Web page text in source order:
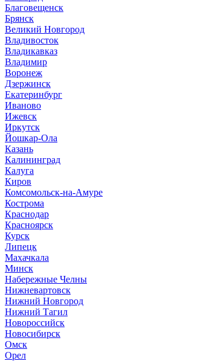
Благовещенск
Брянск
Великий Новгород
Владивосток
Владикавказ
Владимир
Воронеж
Дзержинск
Екатеринбург
Иваново
Ижевск
Иркутск
Йошкар-Ола
Казань
Калининград
Калуга
Киров
Комсомольск-на-Амуре
Кострома
Краснодар
Красноярск
Курск
Липецк
Махачкала
Минск
Набережные Челны
Нижневартовск
Нижний Новгород
Нижний Тагил
Новороссийск
Новосибирск
Омск
Орел